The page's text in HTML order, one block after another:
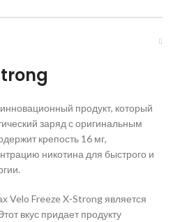
продукт, который
заряд с оригинальным
крепость 16 мг,
никотина для быстрого и
Velo Freeze X-Strong является
вкус придает продукту